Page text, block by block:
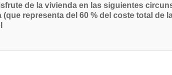
de la vivienda en las siguientes
representa del 60 % del coste total de